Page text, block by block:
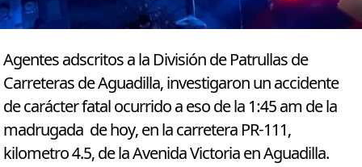
Agentes adscritos a la División de Patrullas de
Carreteras de Aguadilla, investigaron un accidente
de carácter fatal ocurrido a eso de la 1:45 am de la
madrugada de hoy, en la carretera PR-111,
kilometro 4.5, de la Avenida Victoria en Aguadilla.